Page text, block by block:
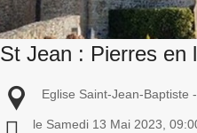
St Jean : Pierres en
Eglise Saint-Jean-Baptiste
le Samedi 13 Mai 2023,